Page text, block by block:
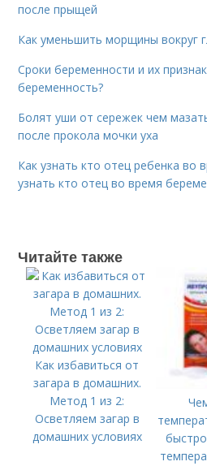
после прыщей
Как уменьшить морщины вокруг
Сроки беременности и их
беременность?
Болят уши от сережек чем
после прокола мочки уха
Как узнать кто отец ребенка во
узнать кто отец во время
Читайте также
Как избавиться от
загара в домашних.
Метод 1 из 2:
Осветляем загар в
домашних условиях